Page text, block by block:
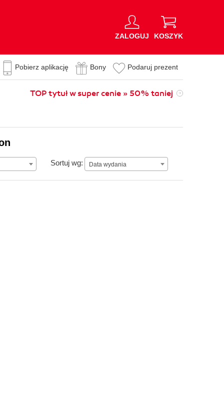
ZALOGUJ KOSZYK
Pobierz aplikację Bony Podaruj prezent
TOP tytuł w super cenie » 50% taniej
Sortuj wg: Data wydania
Data wydania